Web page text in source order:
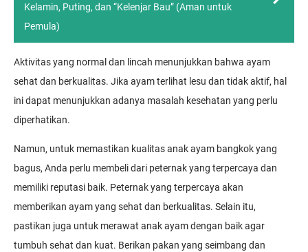
Kelamin, Puting, dan “Kelenjar Bau” (Aman untuk
Pemula)
Aktivitas yang normal dan lincah menunjukkan bahwa ayam
sehat dan berkualitas. Jika ayam terlihat lesu dan tidak aktif, hal
ini dapat menunjukkan adanya masalah kesehatan yang perlu
diperhatikan.
Namun, untuk memastikan kualitas anak ayam bangkok yang
bagus, Anda perlu membeli dari peternak yang terpercaya dan
memiliki reputasi baik. Peternak yang terpercaya akan
memberikan ayam yang sehat dan berkualitas. Selain itu,
pastikan juga untuk merawat anak ayam dengan baik agar
tumbuh sehat dan kuat. Berikan pakan yang seimbang dan